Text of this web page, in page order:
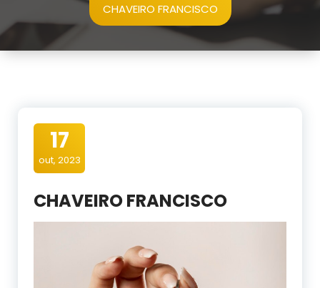
CHAVEIRO FRANCISCO
17
out, 2023
CHAVEIRO FRANCISCO